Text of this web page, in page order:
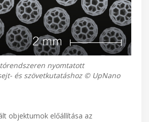
nyomtatott
és szövetkutatáshoz © UpNano
objektumok előállítása az